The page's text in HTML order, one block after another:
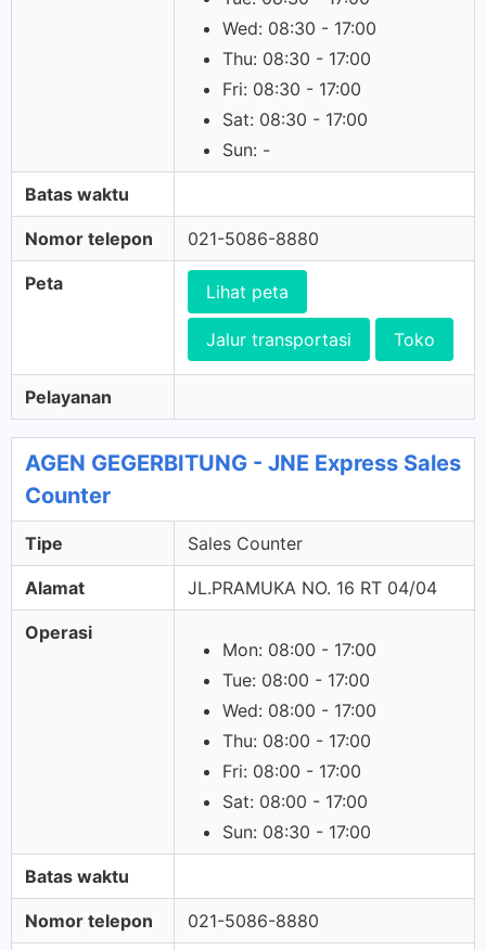
Wed: 08:30 - 17:00
Thu: 08:30 - 17:00
Fri: 08:30 - 17:00
Sat: 08:30 - 17:00
Sun: -
Batas waktu
Nomor telepon 021-5086-8880
Peta Lihat peta
Jalur transportasi Toko
Pelayanan
AGEN GEGERBITUNG - JNE Express Sales
Counter
Tipe Sales Counter
Alamat JL.PRAMUKA NO. 16 RT 04/04
Operasi
Mon: 08:00 - 17:00
Tue: 08:00 - 17:00
Wed: 08:00 - 17:00
Thu: 08:00 - 17:00
Fri: 08:00 - 17:00
Sat: 08:00 - 17:00
Sun: 08:30 - 17:00
Batas waktu
Nomor telepon 021-5086-8880